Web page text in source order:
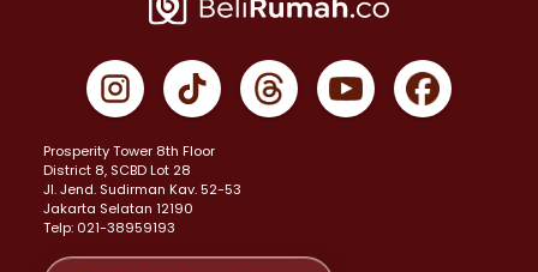
Properti Dijual di Gambir >
Properti Dijual di Johar Baru >
Properti Dijual di Menteng >
Properti Dijual di Senen >
Properti Dijual di Tanah Abang >
Properti Dijual di Cikini >
Prosperity Tower 8th Floor
District 8, SCBD Lot 28
JI. Jend. Sudirman Kav. 52-53
Jakarta Selatan 12190
Telp: 021-38959193